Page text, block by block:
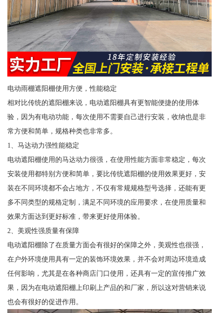
电动雨棚遮阳棚使用方便，性能稳定
相对比传统的遮阳棚来说，电动遮阳棚具有更智能便捷的使用体
验，因为有电动功能，每次使用不需要自己进行安装，收纳也是非
常方便和简单，规格种类也非常多。
1、马达动力强性能稳定
电动遮阳棚使用的马达动力很强，在使用性能方面非常稳定，每次
安装使用都特别方便和简单，要比传统遮阳棚的使用效果更好，安
装在不同环境都不会占地方，不仅有常规规格型号选择，还能有更
多不同类型的规格定制，满足不同环境的应用要求，在使用质量和
效果方面达到更好标准，带来更好使用体验。
2、美观性强质量有保障
电动遮阳棚除了在质量方面会有很好的保障之外，美观性也很强，
在户外环境使用具有一定的装饰环境效果，并不会对周边环境造成
任何影响，尤其是在各种商店门口使用，还具有一定的宣传推广效
果，因为在电动遮阳棚上印刷上产品的和厂家，所以这对营销来说
也会有很好的促进作用。